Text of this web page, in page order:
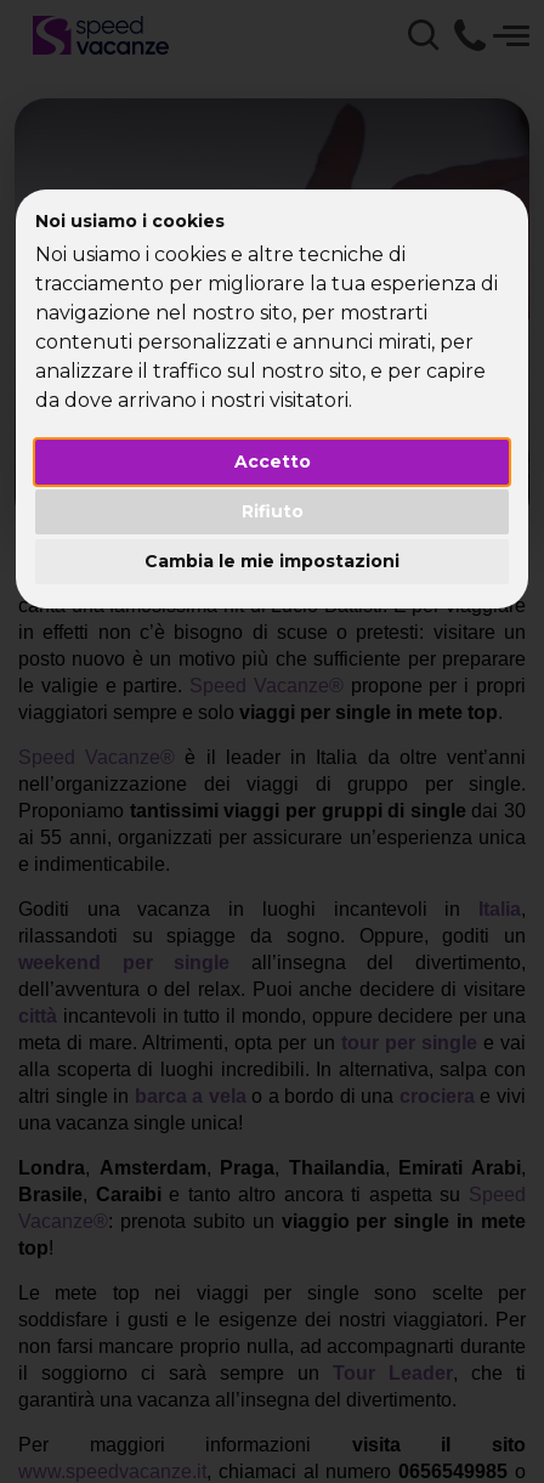
Noi usiamo i cookies
Noi usiamo i cookies e altre tecniche di
tracciamento per migliorare la tua esperienza di
navigazione nel nostro sito, per mostrarti
contenuti personalizzati e annunci mirati, per
analizzare il traffico sul nostro sito, e per capire
da dove arrivano i nostri visitatori.
Accetto
Rifiuto
Cambia le mie impostazioni
Destinazioni top nei
viaggi per single
I viaggi per single e le mete top consigliati da
Speed Vacanze®
canta una famosissima hit di Lucio Battisti. E per viaggiare
in effetti non c’è bisogno di scuse o pretesti: visitare un
posto nuovo è un motivo più che sufficiente per preparare
le valigie e partire. Speed Vacanze® propone per i propri
viaggiatori sempre e solo viaggi per single in mete top.
Speed Vacanze®
è il leader in Italia da oltre vent’anni
nell’organizzazione dei viaggi di gruppo per single.
Proponiamo tantissimi viaggi per gruppi di single dai 30
ai 55 anni, organizzati per assicurare un’esperienza unica
e indimenticabile.
Goditi una vacanza in luoghi incantevoli in Italia,
rilassandoti su spiagge da sogno. Oppure, goditi un
weekend per single
all’insegna del divertimento,
dell’avventura o del relax. Puoi anche decidere di visitare
città incantevoli in tutto il mondo, oppure decidere per una
meta di mare. Altrimenti, opta per un tour per single e vai
alla scoperta di luoghi incredibili. In alternativa, salpa con
altri single in
barca a vela o a bordo di una crociera e vivi
una vacanza single unica!
Londra, Amsterdam, Praga, Thailandia, Emirati Arabi,
Brasile, Caraibi e tanto altro ancora ti aspetta su Speed
Vacanze® : prenota subito un viaggio per single in mete
top!
Le mete top nei viaggi per single sono scelte per
soddisfare i gusti e le esigenze dei nostri viaggiatori. Per
non farsi mancare proprio nulla, ad accompagnarti durante
il soggiorno ci sarà sempre un Tour Leader, che ti
garantirà una vacanza all’insegna del divertimento.
Per maggiori informazioni visita il sito
www.speedvacanze.it, chiamaci al numero 0656549985 o